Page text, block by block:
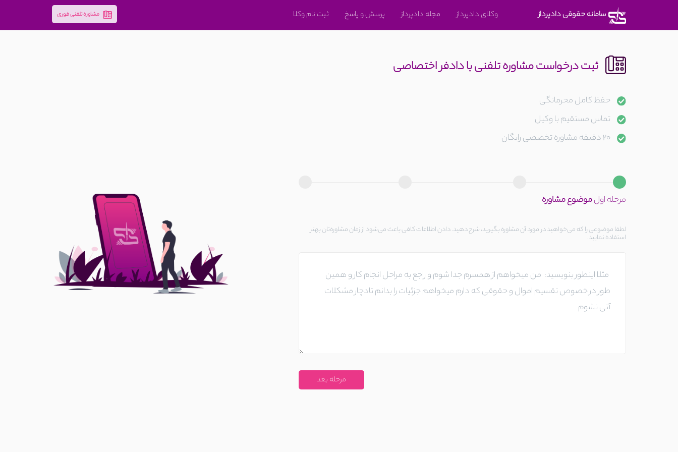
سامانه حقوقی دادپرداز وکلای دادپرداز مجله دادپرداز پرسش و پاسخ ثبت نام وکلا مشاوره تلفنی فوری
ثبت درخواست مشاوره تلفنی با دادفر اختصاصی
حفظ کامل محرمانگی
تماس مستقیم با وکیل
مرحله اولموضوع مشاوره
لطفا موضوعی را که می‌خواهید در مورد آن مشاوره بگیرید، شرح دهید. دادن اطلاعات کافی باعث می‌شود از زمان مشاوره‌تان بهتر
استفاده نمایید.
مرحله بعد